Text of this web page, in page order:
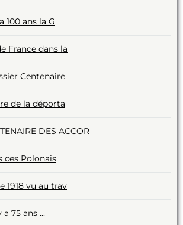
100 ans la G
France dans la
Centenaire
de la déporta
DES ACCOR
ces Polonais
1918 vu au trav
75 ans ...